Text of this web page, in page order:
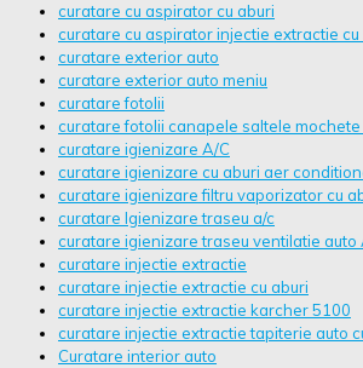
curatare cu aspirator cu aburi
curatare cu aspirator injectie extractie
curatare exterior auto
curatare exterior auto meniu
curatare fotolii
curatare fotolii canapele saltele mochete
curatare igienizare A/C
curatare igienizare cu aburi aer
curatare igienizare filtru vaporizator cu
curatare Igienizare traseu a/c
curatare igienizare traseu ventilatie auto
curatare injectie extractie
curatare injectie extractie cu aburi
curatare injectie extractie karcher 5100
curatare injectie extractie tapiterie auto
Curatare interior auto